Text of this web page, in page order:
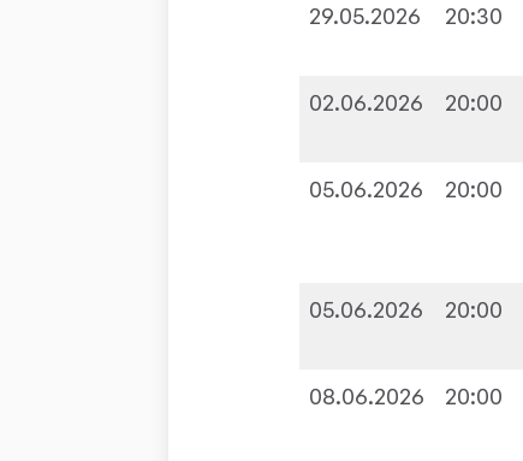
29.05.2026 20:30
02.06.2026 20:00
05.06.2026 20:00
05.06.2026 20:00
08.06.2026 20:00